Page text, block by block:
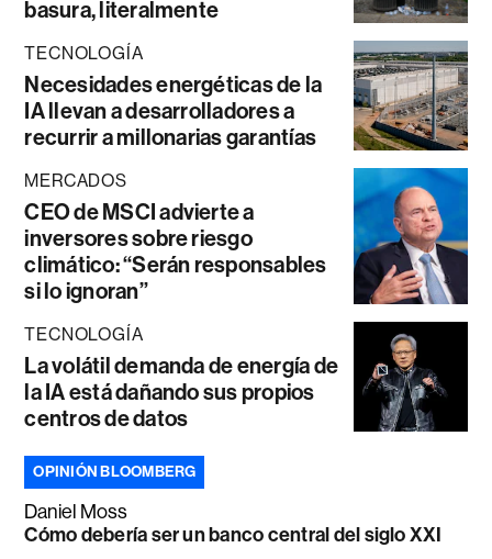
basura, literalmente
TECNOLOGÍA
Necesidades energéticas de la
IA llevan a desarrolladores a
recurrir a millonarias garantías
MERCADOS
CEO de MSCI advierte a
inversores sobre riesgo
climático: “Serán responsables
si lo ignoran”
TECNOLOGÍA
La volátil demanda de energía de
la IA está dañando sus propios
centros de datos
OPINIÓN BLOOMBERG
Daniel Moss
Cómo debería ser un banco central del siglo XXI